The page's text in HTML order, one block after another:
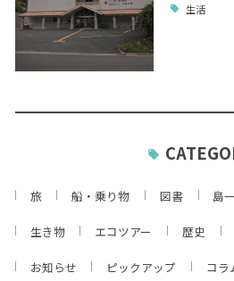
生活
旅 船・乗り物 図書 島
生き物 エコツアー 歴史
お知らせ ピックアップ コラ